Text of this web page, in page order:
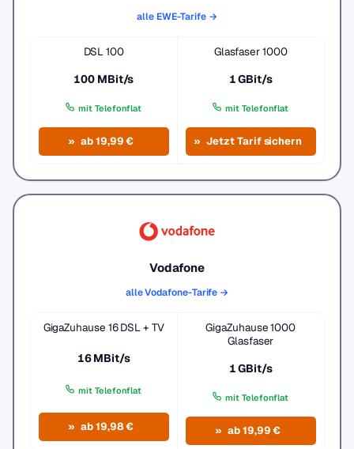
alle EWE-Tarife →
DSL 100
100 MBit/s
mit Telefonflat
ab 19,99 €
Glasfaser 1000
1 GBit/s
mit Telefonflat
Jetzt Tarif sichern
Vodafone
alle Vodafone-Tarife →
GigaZuhause 16 DSL + TV
16 MBit/s
mit Telefonflat
ab 19,98 €
GigaZuhause 1000
Glasfaser
1 GBit/s
mit Telefonflat
ab 19,99 €